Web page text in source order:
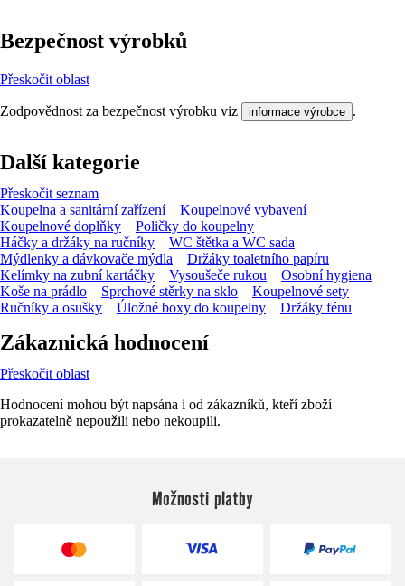
Bezpečnost výrobků
Přeskočit oblast
Zodpovědnost za bezpečnost výrobku viz informace výrobce .
Další kategorie
Přeskočit seznam
Koupelna a sanitární zařízení
Koupelnové vybavení
Koupelnové doplňky
Poličky do koupelny
Háčky a držáky na ručníky
WC štětka a WC sada
Mýdlenky a dávkovače mýdla
Držáky toaletního papíru
Kelímky na zubní kartáčky
Vysoušeče rukou
Osobní hygiena
Koše na prádlo
Sprchové stěrky na sklo
Koupelnové sety
Ručníky a osušky
Úložné boxy do koupelny Držáky fénu
Zákaznická hodnocení
Přeskočit oblast
Hodnocení mohou být napsána i od zákazníků, kteří zboží
prokazatelně nepoužili nebo nekoupili.
Možnosti platby